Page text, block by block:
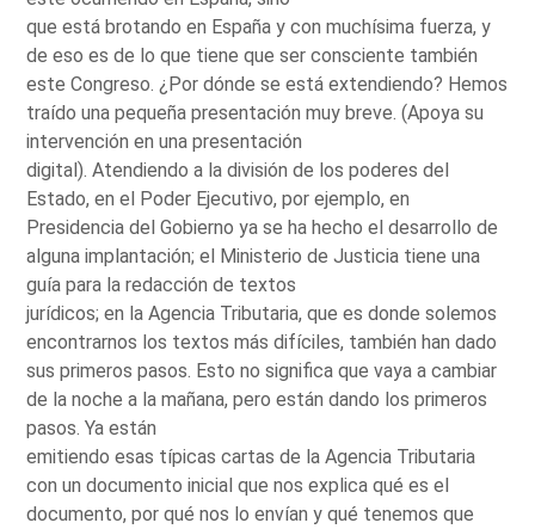
que está brotando en España y con muchísima fuerza, y
de eso es de lo que tiene que ser consciente también
este Congreso. ¿Por dónde se está extendiendo? Hemos
traído una pequeña presentación muy breve. (Apoya su
intervención en una presentación
digital). Atendiendo a la división de los poderes del
Estado, en el Poder Ejecutivo, por ejemplo, en
Presidencia del Gobierno ya se ha hecho el desarrollo de
alguna implantación; el Ministerio de Justicia tiene una
guía para la redacción de textos
jurídicos; en la Agencia Tributaria, que es donde solemos
encontrarnos los textos más difíciles, también han dado
sus primeros pasos. Esto no significa que vaya a cambiar
de la noche a la mañana, pero están dando los primeros
pasos. Ya están
emitiendo esas típicas cartas de la Agencia Tributaria
con un documento inicial que nos explica qué es el
documento, por qué nos lo envían y qué tenemos que